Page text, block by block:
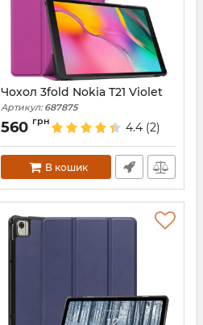
Чохол 3fold Nokia T21 Violet
Артикул:687875
560 грн 4.4 (2)
В кошик